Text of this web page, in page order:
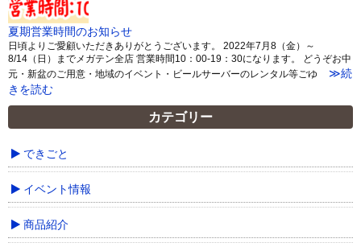
夏期営業時間のお知らせ
日頃よりご愛顧いただきありがとうございます。 2022年7月8（金）～
8/14（日）までメガテン全店 営業時間10：00-19：30になります。 どうぞお中
元・新盆のご用意・地域のイベント・ビールサーバーのレンタル等ごゆ
≫続
きを読む
カテゴリー
できごと
イベント情報
商品紹介